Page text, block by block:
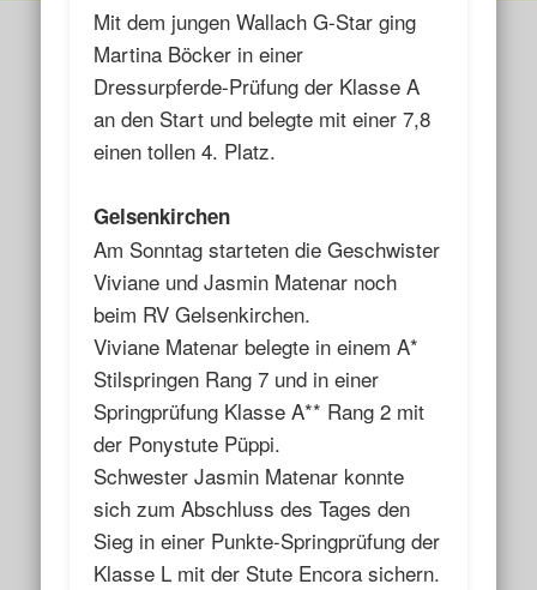
Mit dem jungen Wallach G-Star ging
Martina Böcker in einer
Dressurpferde-Prüfung der Klasse A
an den Start und belegte mit einer 7,8
einen tollen 4. Platz.
Gelsenkirchen
Am Sonntag starteten die Geschwister
Viviane und Jasmin Matenar noch
beim RV Gelsenkirchen.
Viviane Matenar belegte in einem A*
Stilspringen Rang 7 und in einer
Springprüfung Klasse A** Rang 2 mit
der Ponystute Püppi.
Schwester Jasmin Matenar konnte
sich zum Abschluss des Tages den
Sieg in einer Punkte-Springprüfung der
Klasse L mit der Stute Encora sichern.